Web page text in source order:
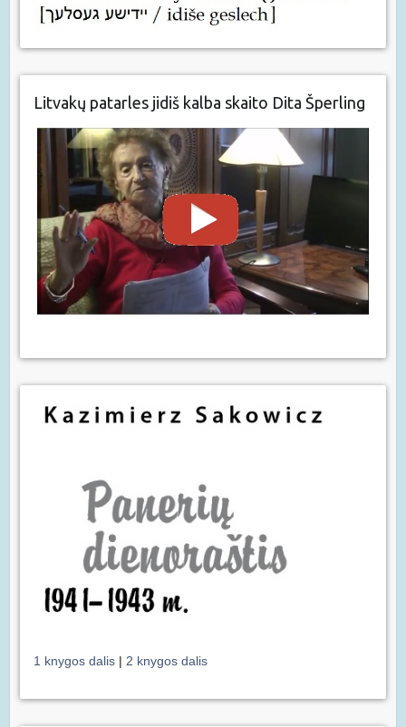
Litvakų patarles jidiš kalba skaito Dita Šperling
1 knygos dalis | 2 knygos dalis